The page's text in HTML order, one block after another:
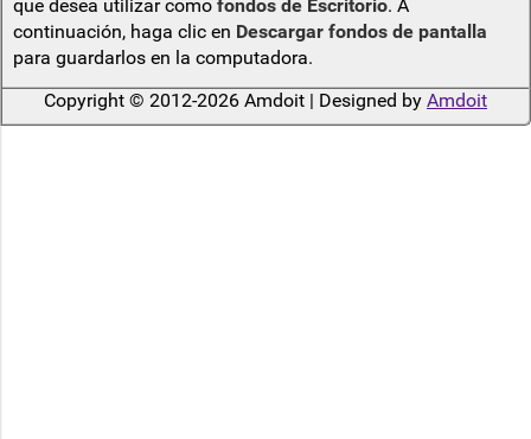
que desea utilizar como fondos de Escritorio. A
continuación, haga clic en Descargar fondos de pantalla
para guardarlos en la computadora.
Copyright © 2012-2026 Amdoit | Designed by Amdoit